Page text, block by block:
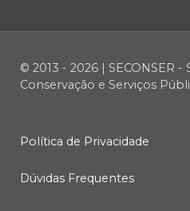
© 2013 - 2026 | SECONSER -
Conservação e Serviços
Política de Privacidade
Dúvidas Frequentes